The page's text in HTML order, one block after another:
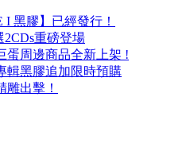
黑膠】已經發行！
重磅登場
蛋周邊商品全新上架 !
輯黑膠追加限時預購
雕出擊！